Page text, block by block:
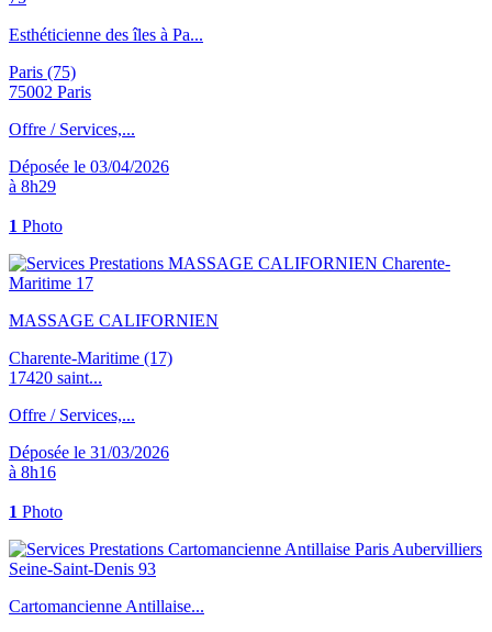
Esthéticienne des îles à Pa...
Paris (75)
75002 Paris
Offre / Services,...
Déposée le 03/04/2026
à 8h29
1 Photo
MASSAGE CALIFORNIEN
Charente-Maritime (17)
17420 saint...
Offre / Services,...
Déposée le 31/03/2026
à 8h16
1 Photo
Cartomancienne Antillaise...